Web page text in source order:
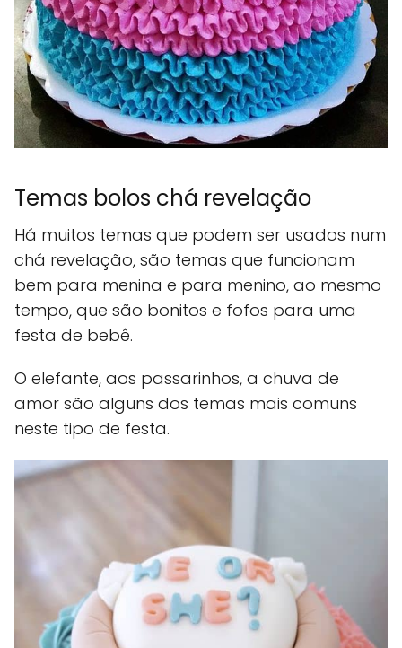
Temas bolos chá revelação
Há muitos temas que podem ser usados num
chá revelação, são temas que funcionam
bem para menina e para menino, ao mesmo
tempo, que são bonitos e fofos para uma
festa de bebê.
O elefante, aos passarinhos, a chuva de
amor são alguns dos temas mais comuns
neste tipo de festa.